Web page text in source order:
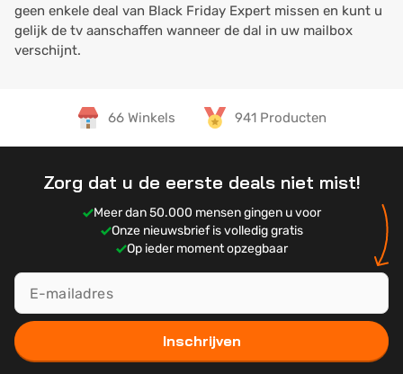
geen enkele deal van Black Friday Expert missen en kunt u
gelijk de tv aanschaffen wanneer de dal in uw mailbox
verschijnt.
66 Winkels 941 Producten
Zorg dat u de eerste deals niet mist!
Meer dan 50.000 mensen gingen u voor
Onze nieuwsbrief is volledig gratis
Op ieder moment opzegbaar
Inschrijven